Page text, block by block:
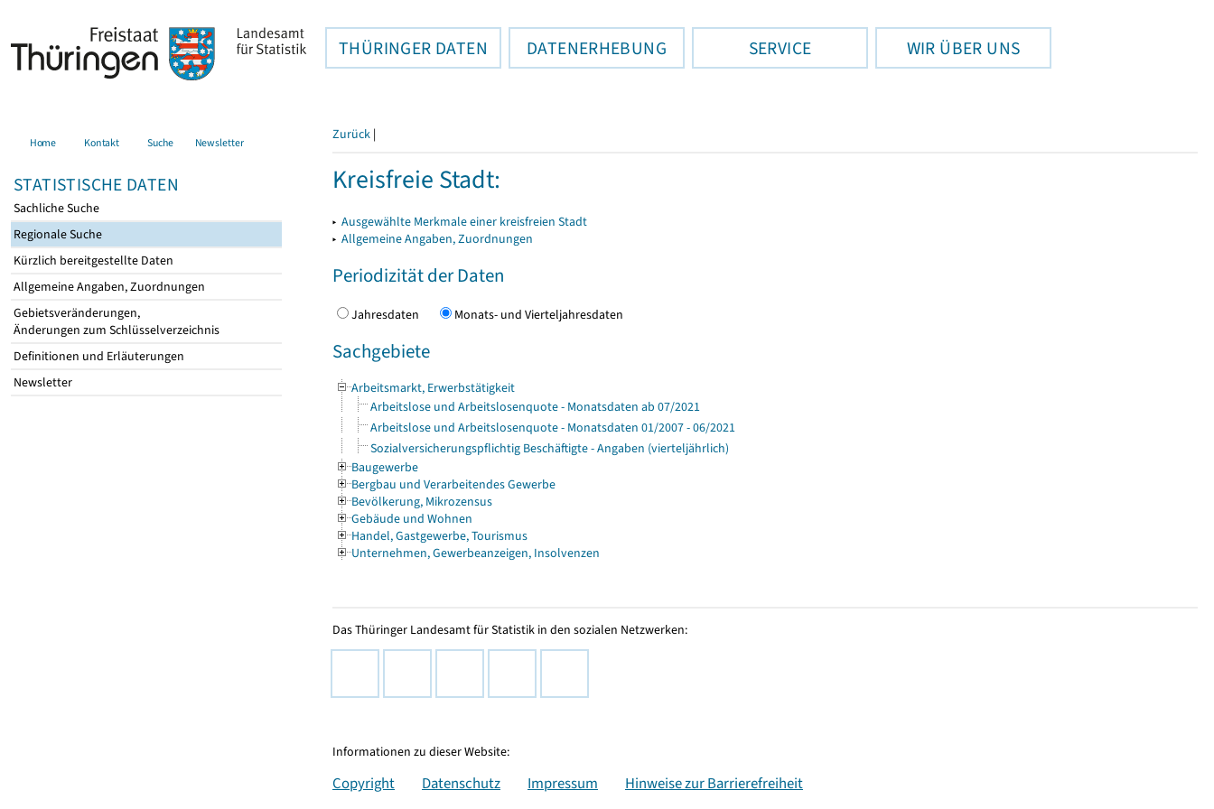
THÜRINGER DATEN DATENERHEBUNG SERVICE WIR ÜBER UNS
Home Kontakt Suche Newsletter
STATISTISCHE DATEN
Sachliche Suche
Regionale Suche
Kürzlich bereitgestellte Daten
Allgemeine Angaben, Zuordnungen
Gebietsveränderungen,
Änderungen zum Schlüsselverzeichnis
Definitionen und Erläuterungen
Newsletter
Zurück |
Kreisfreie Stadt:
▸ Ausgewählte Merkmale einer kreisfreien Stadt
▸ Allgemeine Angaben, Zuordnungen
Periodizität der Daten
Jahresdaten Monats- und Vierteljahresdaten
Sachgebiete
Arbeitsmarkt, Erwerbstätigkeit
Arbeitslose und Arbeitslosenquote - Monatsdaten ab 07/2021
Arbeitslose und Arbeitslosenquote - Monatsdaten 01/2007 - 06/2021
Sozialversicherungspflichtig Beschäftigte - Angaben (vierteljährlich)
Baugewerbe
Bergbau und Verarbeitendes Gewerbe
Bevölkerung, Mikrozensus
Gebäude und Wohnen
Handel, Gastgewerbe, Tourismus
Unternehmen, Gewerbeanzeigen, Insolvenzen
Das Thüringer Landesamt für Statistik in den sozialen Netzwerken:
Informationen zu dieser Website:
Copyright Datenschutz Impressum Hinweise zur Barrierefreiheit